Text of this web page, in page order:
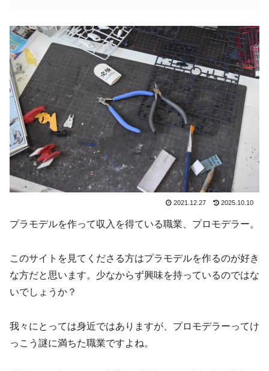
2021.12.27 2025.10.10
プラモデルを作って収入を得ている職業、プロモデラー。
このサイトを見てくださる方はプラモデルを作るのが好き
な方だと思います。少なからず興味を持っているのではな
いでしょうか？
我々にとっては身近ではありますが、プロモデラーってけ
っこう謎に満ちた職業ですよね。